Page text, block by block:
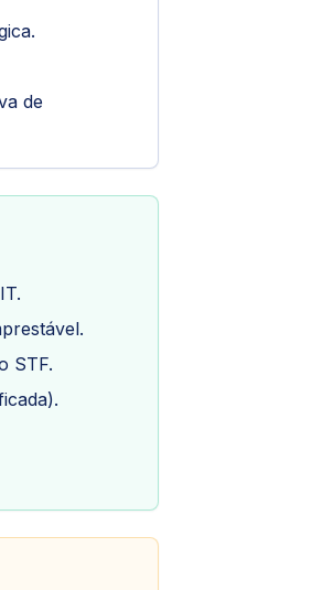
de
STF.